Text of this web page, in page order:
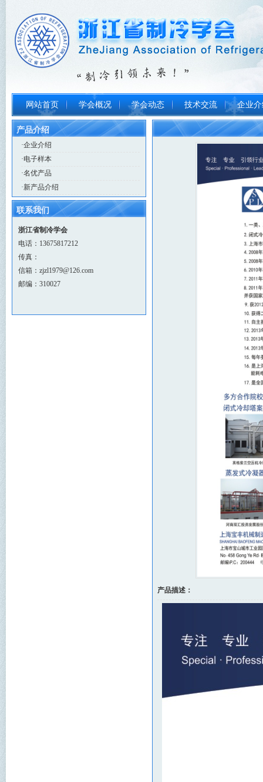
网站首页 学会概况 学会动态 技术交流 企业介
产品介绍
·企业介绍
·电子样本
·名优产品
·新产品介绍
联系我们
浙江省制冷学会
电话：13675817212
传真：
信箱：zjzl1979@126.com
邮编：310027
产品描述：